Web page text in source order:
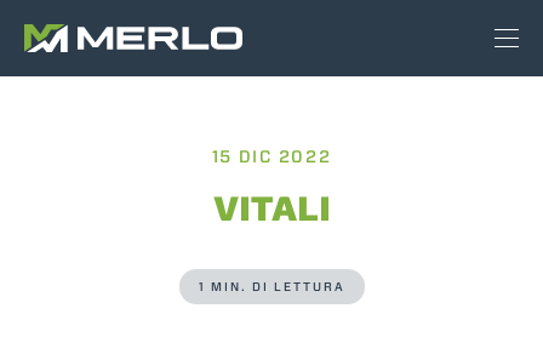
15 DIC 2022
VITALI
1 MIN. DI LETTURA